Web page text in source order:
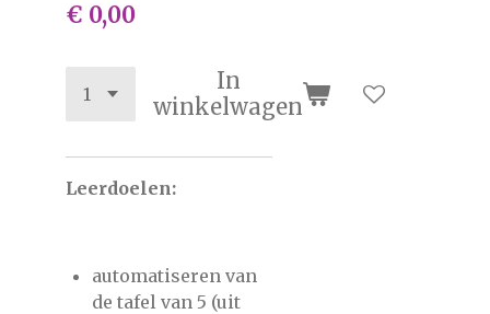
€ 0,00
In
winkelwagen
Leerdoelen:
automatiseren van
de tafel van 5 (uit